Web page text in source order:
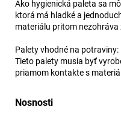
Ako hygienická paleta sa
ktorá má hladké a
materiálu pritom nezohráva
Palety vhodné na potraviny:
Tieto palety musia byť
priamom kontakte s
Nosnosti